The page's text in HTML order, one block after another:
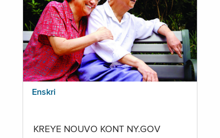
Enskri
KREYE NOUVO KONT NY.GOV